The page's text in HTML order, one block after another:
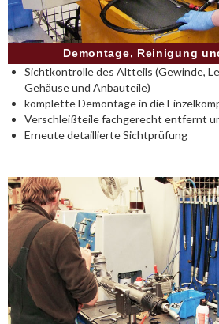
Demontage, Reinigung
Sichtkontrolle des Altteils (Gewinde,
Gehäuse und Anbauteile)
komplette Demontage in die
Verschleißteile fachgerecht entfernt
Erneute detaillierte Sichtprüfung